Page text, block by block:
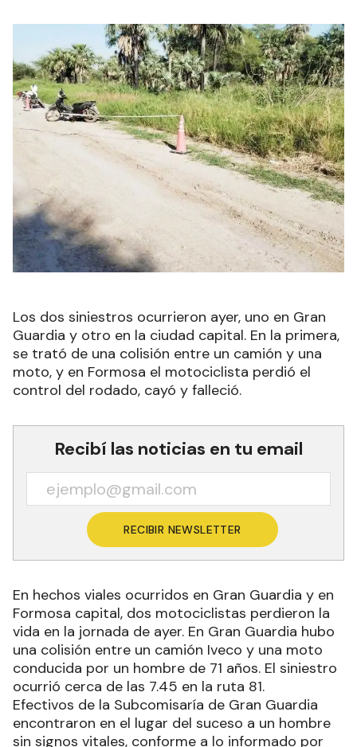
Los dos siniestros ocurrieron ayer, uno en Gran
Guardia y otro en la ciudad capital. En la primera,
se trató de una colisión entre un camión y una
moto, y en Formosa el motociclista perdió el
control del rodado, cayó y falleció.
Recibí las noticias en tu email
RECIBIR NEWSLETTER
En hechos viales ocurridos en Gran Guardia y en
Formosa capital, dos motociclistas perdieron la
vida en la jornada de ayer. En Gran Guardia hubo
una colisión entre un camión Iveco y una moto
conducida por un hombre de 71 años. El siniestro
ocurrió cerca de las 7.45 en la ruta 81.
Efectivos de la Subcomisaría de Gran Guardia
encontraron en el lugar del suceso a un hombre
sin signos vitales, conforme a lo informado por